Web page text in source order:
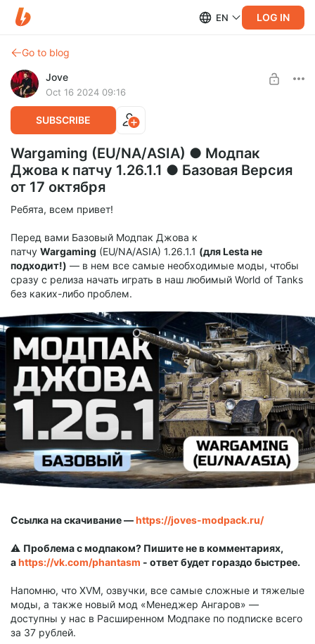
EN LOG IN
Go to blog
Jove
Oct 16 2024 09:16
SUBSCRIBE
Wargaming (EU/NA/ASIA) ● Модпак
Джова к патчу 1.26.1.1 ● Базовая Версия
от 17 октября
Ребята, всем привет!
Перед вами Базовый Модпак Джова к
патчу Wargaming (EU/NA/ASIA) 1.26.1.1 (для Lesta не
подходит!) — в нем все самые необходимые моды, чтобы
сразу с релиза начать играть в наш любимый World of Tanks
без каких-либо проблем.
Ссылка на скачивание —https://joves-modpack.ru/
⚠️ Проблема с модпаком? Пишите не в комментариях,
аhttps://vk.com/phantasm - ответ будет гораздо быстрее.
Напомню, что XVM, озвучки, все самые сложные и тяжелые
моды, а также новый мод «Менеджер Ангаров» —
доступны у нас в Расширенном Модпаке по подписке всего
за 37 рублей.